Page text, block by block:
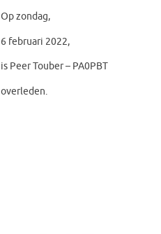
Op zondag,
6 februari 2022,
is Peer Touber – PA0PBT
overleden.